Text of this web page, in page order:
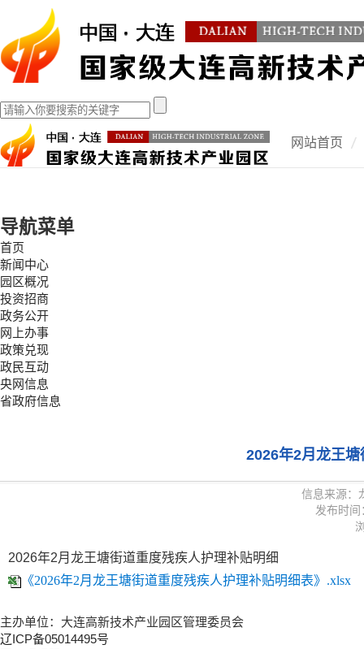
网站首页
导航菜单
首页
新闻中心
园区概况
投资招商
政务公开
网上办事
政策兑现
政民互动
央网信息
省政府信息
2026年2月龙王
信息来源：
发布时
2026年2月龙王塘街道重度残疾人护理补贴明细
《2026年2月龙王塘街道重度残疾人护理补贴明细表》.xlsx
主办单位：大连高新技术产业园区管理委员会
辽ICP备05014495号